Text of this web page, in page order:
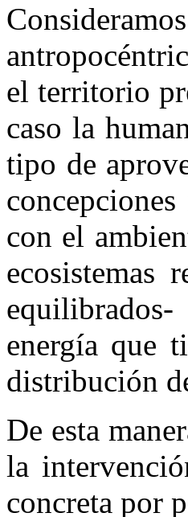
el territorio
caso la
tipo de
con el
ecosistemas
energía que
distribución
De esta
la
concreta por